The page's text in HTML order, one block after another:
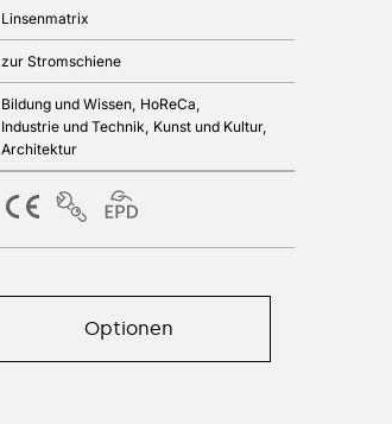
Linsenmatrix
zur Stromschiene
Bildung und Wissen HoReCa
Industrie und Technik Kunst und Kultur
Architektur
Optionen